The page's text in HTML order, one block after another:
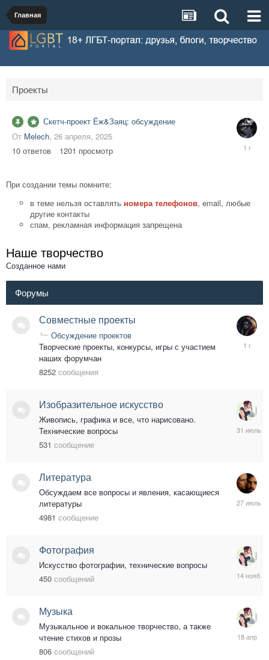
Главная
Проекты
Скетч-проект Ёж&Заяц: обсуждение
От Melech, 26 апреля, 2025
10 ответов 1201 просмотр
30
апреля,
При создании темы помните:
в теме нельзя оставлять номера телефонов, email, любые
другие контакты
спам, рекламная информация запрещена
Наше творчество
Созданное нами
Форумы
Совместные проекты
Обсуждение проектов
Творческие проекты, конкурсы, игры с участием
наших форумчан
8252 сообщения
мая,
Изобразительное искусство
Живопись, графика и все, что нарисовано.
Технические вопросы
531 сообщение
31
июля
Литература
Обсуждаем все вопросы и явления, касающиеся
литературы
4981 сообщение
27
июля
Фотография
Искусство фотографии, технические вопросы
450 сообщений
14
ноября,
Музыка
Музыкальное и вокальное творчество, а также
чтение стихов и прозы
806 сообщений
18
апреля